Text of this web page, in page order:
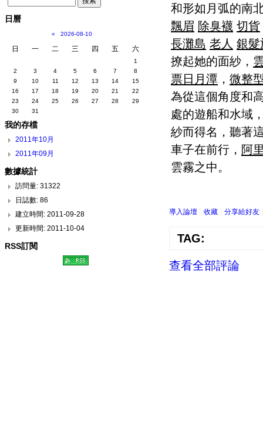
和形如月弧的南
飄眉 除臭襪 切貨
長灘島 老人 銀髮
撩起她的面紗，
票日月潭， 微整
為從這個角度和
處的遊船和水域
紗而得名，聽著
車子在前行， 阿
雲霧之中。
導入論壇 收藏 分享給好友
TAG:
查看全部評論
日曆
« 2026-08-10
日 一 二 三 四 五 六
1
2
3 4 5 6 7
8
9
10 11 12 13 14
15
16
17 18 19 20 21
22
23
24 25 26 27 28
29
30
31
我的存檔
2011年10月
2011年09月
數據統計
訪問量: 31322
日誌數: 86
建立時間: 2011-09-28
更新時間: 2011-10-04
RSS訂閱